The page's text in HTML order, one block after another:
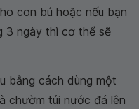
con bú hoặc nếu bạn
3 ngày thì cơ thể sẽ
bằng cách dùng một
chườm túi nước đá lên